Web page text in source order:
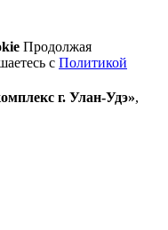
Продолжая
с Политикой
г. Улан-Удэ»,